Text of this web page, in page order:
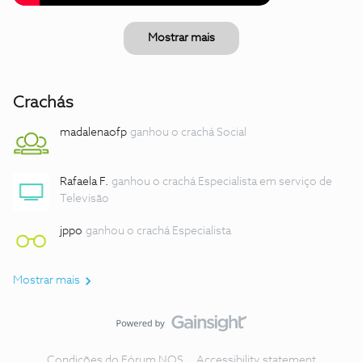
Mostrar mais
Crachás
madalenaofp ganhou o crachá Social
Rafaela F. ganhou o crachá Especialista em serviço de
Televisão
jppo ganhou o crachá Especialista
Mostrar mais